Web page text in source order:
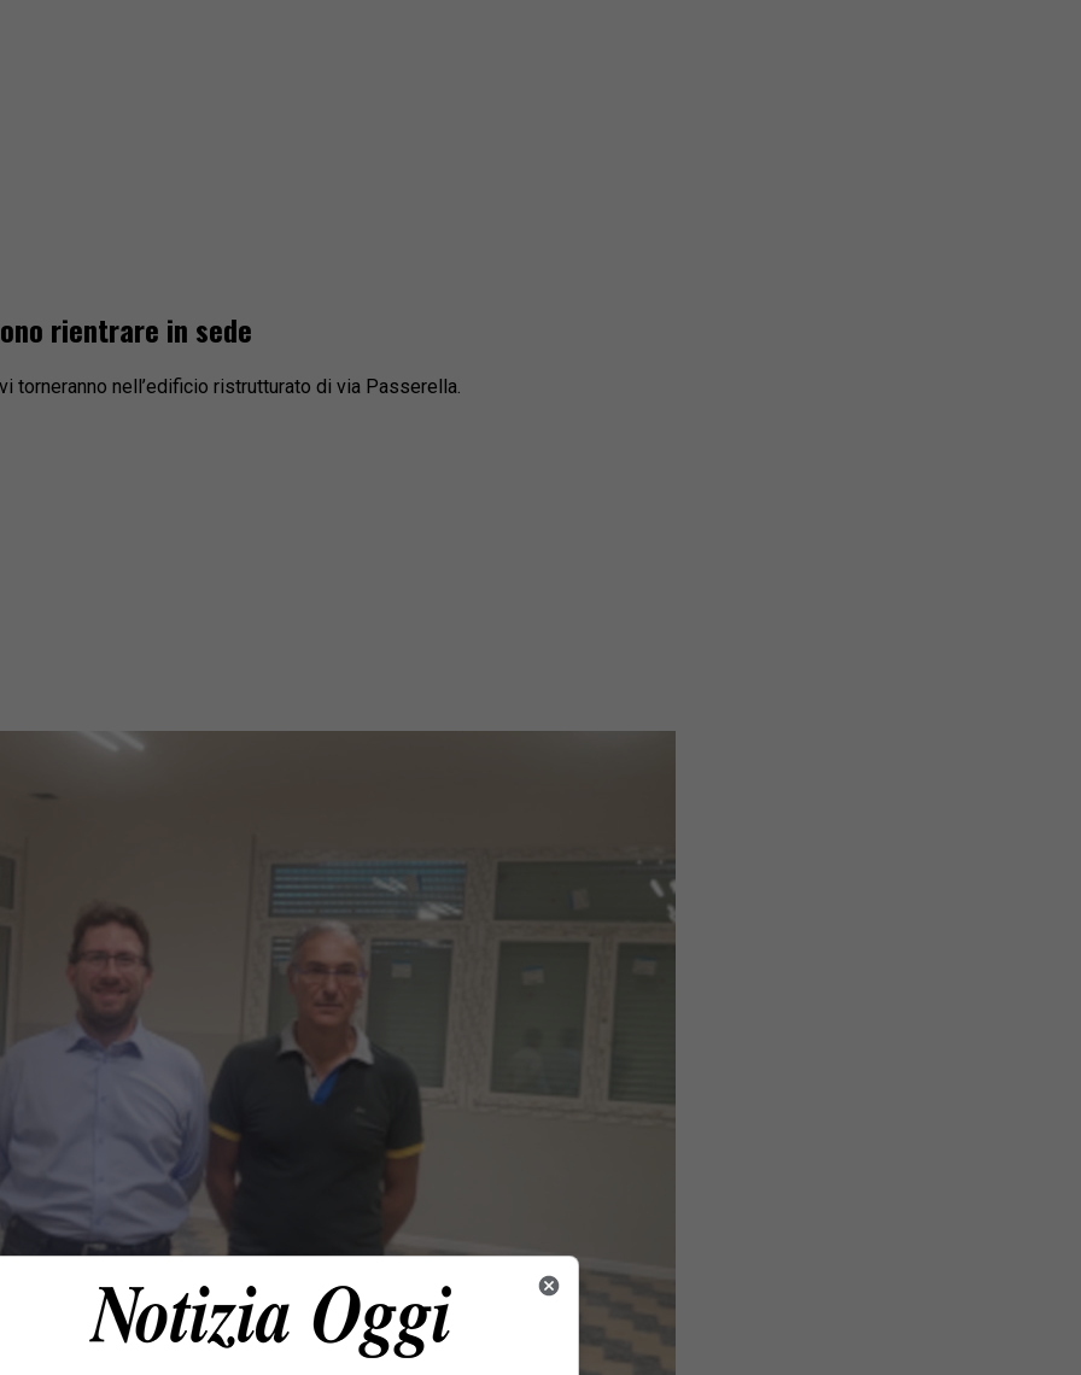
rientrare in sede
torneranno nell’edificio ristrutturato di via Passerella.